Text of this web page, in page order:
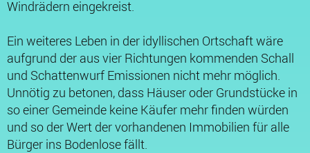
Windrädern eingekreist.
Ein weiteres Leben in der idyllischen Ortschaft wäre
aufgrund der aus vier Richtungen kommenden Schall
und Schattenwurf Emissionen nicht mehr möglich.
Unnötig zu betonen, dass Häuser oder Grundstücke in
so einer Gemeinde keine Käufer mehr finden würden
und so der Wert der vorhandenen Immobilien für alle
Bürger ins Bodenlose fällt.